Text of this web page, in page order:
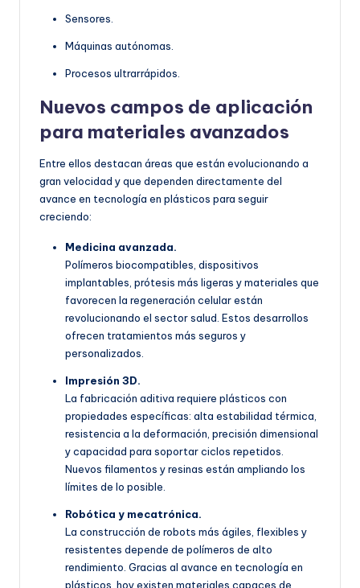
Sensores.
Máquinas autónomas.
Procesos ultrarrápidos.
Nuevos campos de aplicación
para materiales avanzados
Entre ellos destacan áreas que están evolucionando a
gran velocidad y que dependen directamente del
avance en tecnología en plásticos para seguir
creciendo:
Medicina avanzada.
Polímeros biocompatibles, dispositivos
implantables, prótesis más ligeras y materiales que
favorecen la regeneración celular están
revolucionando el sector salud. Estos desarrollos
ofrecen tratamientos más seguros y
personalizados.
Impresión 3D.
La fabricación aditiva requiere plásticos con
propiedades específicas: alta estabilidad térmica,
resistencia a la deformación, precisión dimensional
y capacidad para soportar ciclos repetidos.
Nuevos filamentos y resinas están ampliando los
límites de lo posible.
Robótica y mecatrónica.
La construcción de robots más ágiles, flexibles y
resistentes depende de polímeros de alto
rendimiento. Gracias al avance en tecnología en
plásticos, hoy existen materiales capaces de